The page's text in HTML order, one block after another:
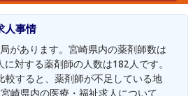
人事情
があります。宮崎県内の薬剤師数は
対する薬剤師の人数は182人です。
較すると、薬剤師が不足している地
崎県内の医療・福祉求人について、